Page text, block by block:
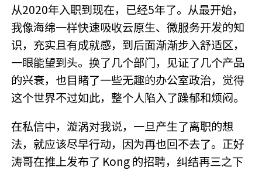
从2020年入职到现在，已经5年了。从最开始，
我像海绵一样快速吸收云原生、微服务开发的知
识，充实且有成就感，到后面渐渐步入舒适区，
一眼能望到头。换了几个部门，见证了几个产品
的兴衰，也目睹了一些无趣的办公室政治，觉得
这个世界不过如此，整个人陷入了躁郁和烦闷。
在私信中，漩涡对我说，一旦产生了离职的想
法，就应该尽早行动，因为再也回不去了。正好
涛哥在推上发布了 Kong 的招聘，纠结再三之下